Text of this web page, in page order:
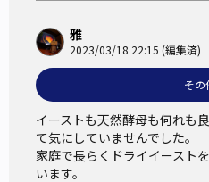
雅
2023/03/18 22:15 (編集済)
その
イーストも天然酵母も何れも
て気にしていませんでした。
家庭で長らくドライイースト
います。